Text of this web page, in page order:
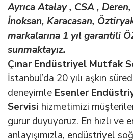
Ayrıca Atalay , CSA ,
İnoksan, Karacasan,
markalarına 1 yıl garantili
sunmaktayız.
Çınar Endüstriyel Mutfak
İstanbul’da 20 yılı aşkın
deneyimle Esenler
Servisi hizmetimizi
gurur duyuyoruz. En hızlı ve
anlayışımızla, endüstriyel